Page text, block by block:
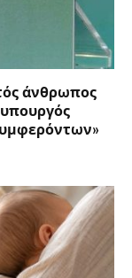
άνθρωπος